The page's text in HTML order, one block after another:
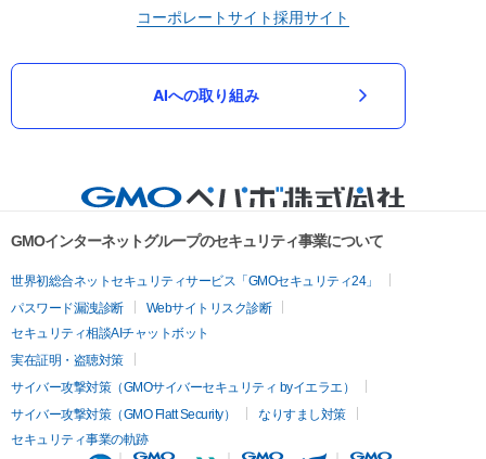
コーポレートサイト採用サイト
AIへの取り組み
GMOインターネットグループのセキュリティ事業について
世界初総合ネットセキュリティサービス「GMOセキュリティ24」
パスワード漏洩診断
Webサイトリスク診断
セキュリティ相談AIチャットボット
実在証明・盗聴対策
サイバー攻撃対策（GMOサイバーセキュリティ byイエラエ）
サイバー攻撃対策（GMO Flatt Security）
なりすまし対策
セキュリティ事業の軌跡